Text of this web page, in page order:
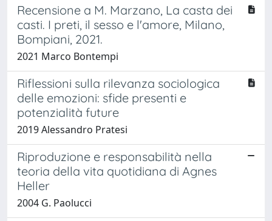
Recensione a M. Marzano, La casta dei
casti. I preti, il sesso e l'amore, Milano,
Bompiani, 2021.
2021 Marco Bontempi
Riflessioni sulla rilevanza sociologica
delle emozioni: sfide presenti e
potenzialità future
2019 Alessandro Pratesi
Riproduzione e responsabilità nella
teoria della vita quotidiana di Agnes
Heller
2004 G. Paolucci